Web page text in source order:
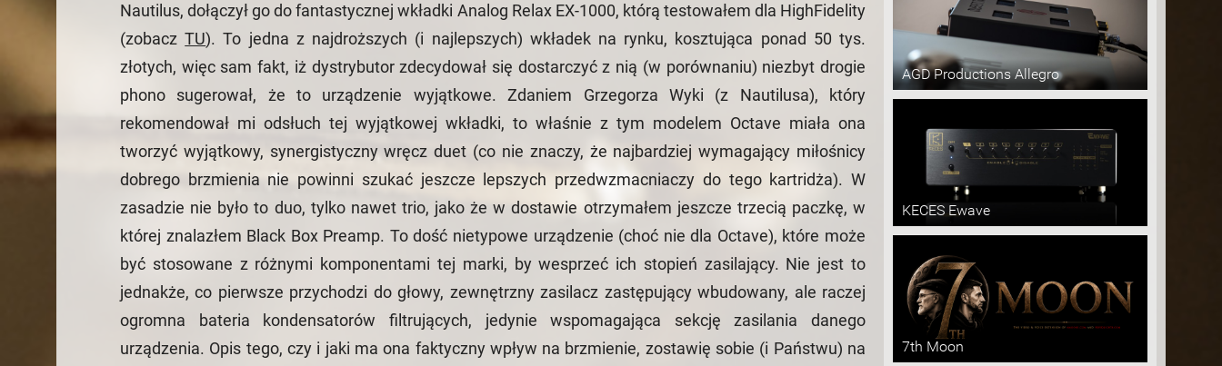
Nautilus, dołączył go do fantastycznej wkładki Analog Relax EX-1000, którą testowałem dla HighFidelity
(zobaczTU). To jedna z najdroższych (i najlepszych) wkładek na rynku, kosztująca ponad 50 tys.
złotych, więc sam fakt, iż dystrybutor zdecydował się dostarczyć z nią (w porównaniu) niezbyt drogie
phono sugerował, że to urządzenie wyjątkowe. Zdaniem Grzegorza Wyki (z Nautilusa), który
rekomendował mi odsłuch tej wyjątkowej wkładki, to właśnie z tym modelem Octave miała ona
tworzyć wyjątkowy, synergistyczny wręcz duet (co nie znaczy, że najbardziej wymagający miłośnicy
dobrego brzmienia nie powinni szukać jeszcze lepszych przedwzmacniaczy do tego kartridża). W
zasadzie nie było to duo, tylko nawet trio, jako że w dostawie otrzymałem jeszcze trzecią paczkę, w
której znalazłem Black Box Preamp. To dość nietypowe urządzenie (choć nie dla Octave), które może
być stosowane z różnymi komponentami tej marki, by wesprzeć ich stopień zasilający. Nie jest to
jednakże, co pierwsze przychodzi do głowy, zewnętrzny zasilacz zastępujący wbudowany, ale raczej
ogromna bateria kondensatorów filtrujących, jedynie wspomagająca sekcję zasilania danego
urządzenia. Opis tego, czy i jaki ma ona faktyczny wpływ na brzmienie, zostawię sobie (i Państwu) na
AGD Productions Allegro
KECES Ewave
7th Moon